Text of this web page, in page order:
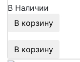
В Наличии
В корзину
В корзину